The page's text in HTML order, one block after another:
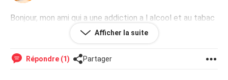
Bonjour, mon ami qui a une addiction a l alcool et au tabac
a des decharges frequentes dans les jambes et une
Afficher la suite
Répondre (1) Partager